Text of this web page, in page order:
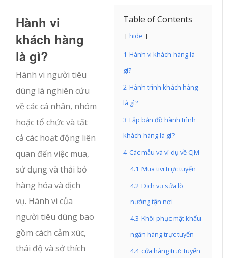
Table of Contents
hide
1 Hành vi khách hàng là
gì?
2 Hành trình khách hàng
là gì?
3 Lập bản đồ hành trình
khách hàng là gì?
4 Các mẫu và ví dụ về CJM
4.1 Mua tivi trực tuyến
4.2 Dịch vụ sửa lò
nướng tận nơi
4.3 Khôi phục mật khẩu
ngân hàng trực tuyến
4.4 cửa hàng trực tuyến
Hành vi
khách hàng
là gì?
Hành vi người tiêu
dùng là nghiên cứu
về các cá nhân, nhóm
hoặc tổ chức và tất
cả các hoạt động liên
quan đến việc mua,
sử dụng và thải bỏ
hàng hóa và dịch
vụ. Hành vi của
người tiêu dùng bao
gồm cách cảm xúc,
thái độ và sở thích